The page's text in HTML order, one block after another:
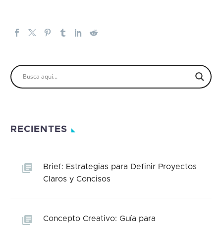
RECIENTES
Brief: Estrategias para Definir Proyectos
Claros y Concisos
Concepto Creativo: Guía para